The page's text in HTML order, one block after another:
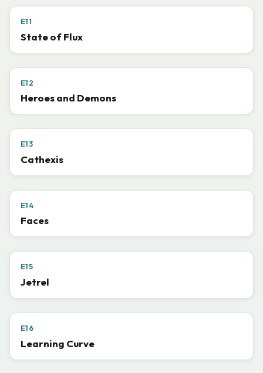
E11
State of Flux
E12
Heroes and Demons
E13
Cathexis
E14
Faces
E15
Jetrel
E16
Learning Curve